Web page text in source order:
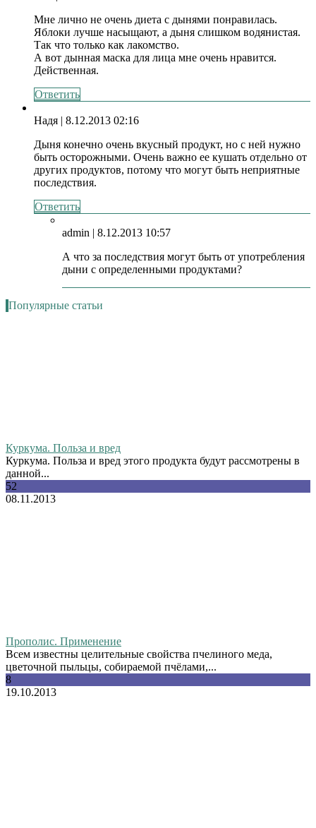
Мне лично не очень диета с дынями понравилась.
Яблоки лучше насыщают, а дыня слишком водянистая.
Так что только как лакомство.
А вот дынная маска для лица мне очень нравится.
Действенная.
Ответить
Надя | 8.12.2013 02:16
Дыня конечно очень вкусный продукт, но с ней нужно
быть осторожными. Очень важно ее кушать отдельно от
других продуктов, потому что могут быть неприятные
последствия.
Ответить
admin | 8.12.2013 10:57
А что за последствия могут быть от употребления
дыни с определенными продуктами?
Популярные статьи
Куркума. Польза и вред
Куркума. Польза и вред этого продукта будут рассмотрены в
данной...
52
08.11.2013
Прополис. Применение
Всем известны целительные свойства пчелиного меда,
цветочной пыльцы, собираемой пчёлами,...
8
19.10.2013